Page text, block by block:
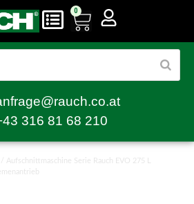
0
316 81 68 210
/ Aufschnittmaschine Serie Rauch EVO 275 L